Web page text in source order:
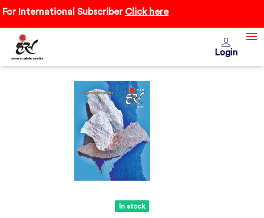
International SubscriberClick here
Login
In stock